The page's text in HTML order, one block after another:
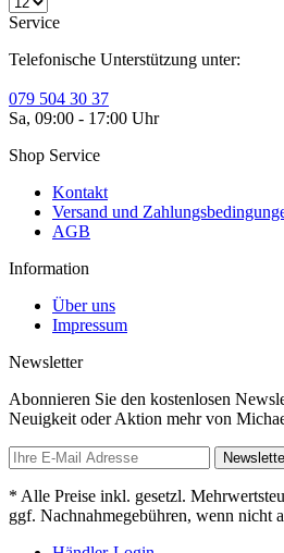
Service
Telefonische Unterstützung unter:
079 504 30 37
Sa, 09:00 - 17:00 Uhr
Shop Service
Kontakt
Versand und
AGB
Information
Über uns
Impressum
Newsletter
Abonnieren Sie den kostenlosen
Neuigkeit oder Aktion mehr von
* Alle Preise inkl. gesetzl.
ggf. Nachnahmegebühren, wenn nicht